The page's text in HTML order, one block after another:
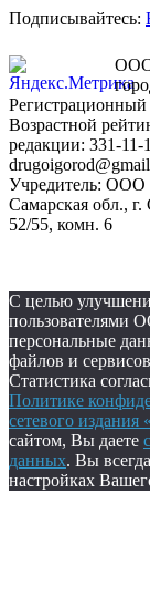
Подписывайтесь:
ООО
Возрастной
редакции: 331-11-
Учредитель: ООО
Самарская обл.,
52/55, комн. 6
С целью
пользователями
персональные
файлов и
Статистика
Политике
сетевого издания
сайтом, Вы даете
данных. Вы
настройках